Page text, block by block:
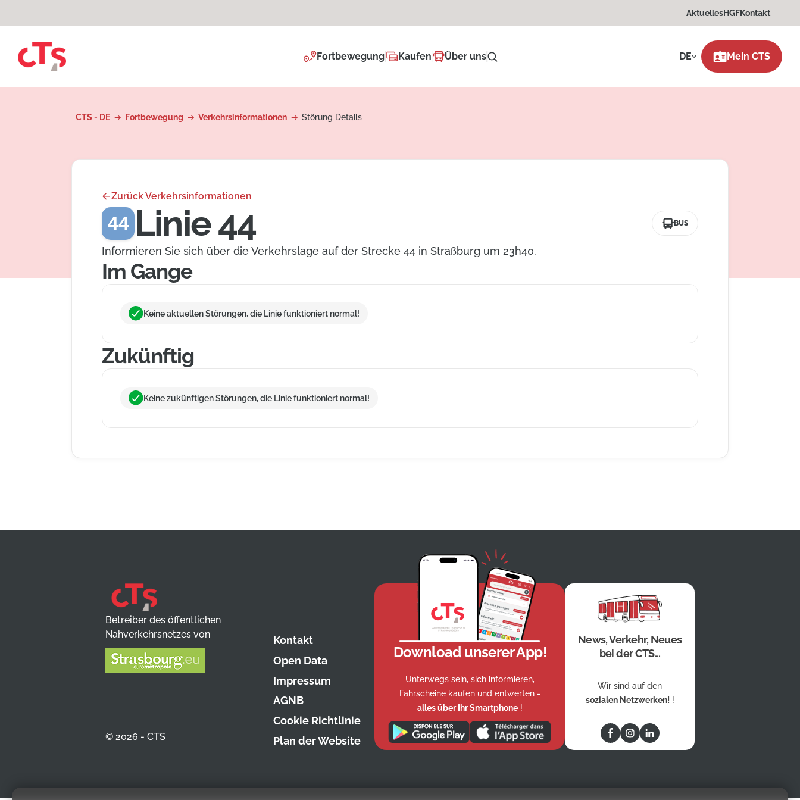
AktuellesHGFKontakt
Fortbewegung Kaufen Über uns DE Mein CTS
CTS - DE Fortbewegung Verkehrsinformationen Störung Details
Zurück Verkehrsinformationen
44 Linie 44 BUS
Informieren Sie sich über die Verkehrslage auf der Strecke 44 in Straßburg um 23h40.
Im Gange
Keine aktuellen Störungen, die Linie funktioniert normal!
Zukünftig
Keine zukünftigen Störungen, die Linie funktioniert normal!
Betreiber des öffentlichen
Nahverkehrsnetzes von
© 2026 - CTS
Kontakt
Open Data
Impressum
AGNB
Cookie Richtlinie
Plan der Website
Download unserer App!
Unterwegs sein, sich informieren,
Fahrscheine kaufen und entwerten -
alles über Ihr Smartphone !
News, Verkehr, Neues
bei der CTS...
Wir sind auf den
sozialen Netzwerken! !